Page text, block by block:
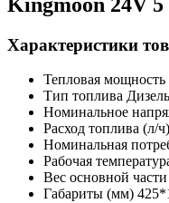
Характеристики
Тепловая
Тип топлива Дизель
Номинальное
Расход топлива (л/
Номинальная
Рабочая
Вес основной
Габариты (мм)